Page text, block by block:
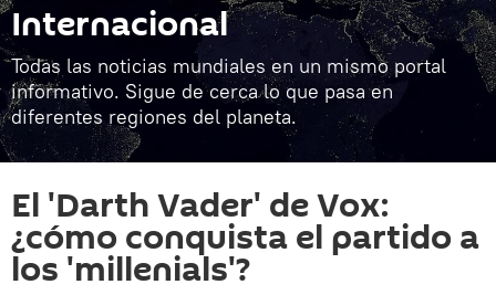
Internacional
Todas las noticias mundiales en un mismo portal
informativo. Sigue de cerca lo que pasa en
diferentes regiones del planeta.
El 'Darth Vader' de Vox:
¿cómo conquista el partido a
los 'millenials'?